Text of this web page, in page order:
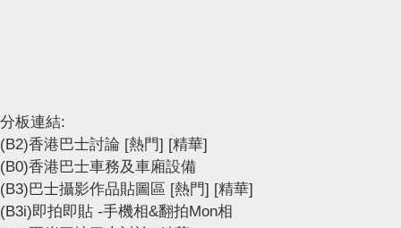
分板連結:
(B2)香港巴士討論 [熱門] [精華]
(B0)香港巴士車務及車廂設備
(B3)巴士攝影作品貼圖區 [熱門] [精華]
(B3i)即拍即貼 -手機相&翻拍Mon相